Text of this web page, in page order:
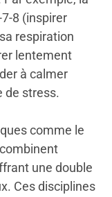
8 (inspirer
respiration
lentement
à calmer
de stress.
comme le
une double
Ces disciplines